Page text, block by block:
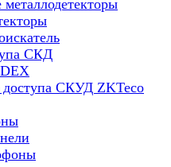
СКД
доступа СКУД ZKTeco